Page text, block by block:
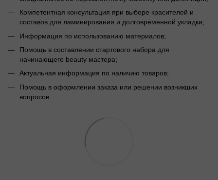
Компетентная консультация при выборе красителей и
составов для ламинирования и долговременной укладки;
Информация по использованию материалов;
Помощь в составлении стартового набора для
начинающего beauty мастера;
Актуальная информация по наличию товаров;
Помощь в оформлении заказа или решении возникших
вопросов.